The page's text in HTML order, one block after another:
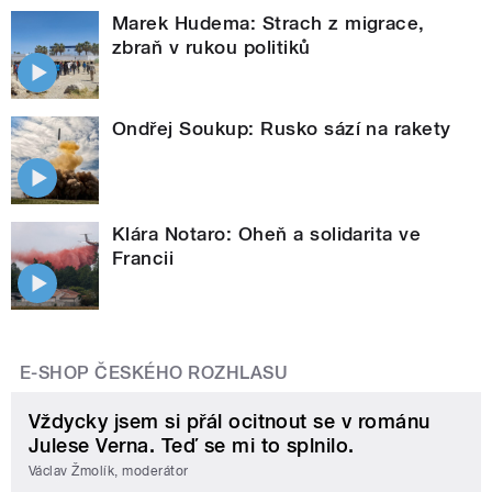
Marek Hudema: Strach z migrace,
zbraň v rukou politiků
Ondřej Soukup: Rusko sází na rakety
Klára Notaro: Oheň a solidarita ve
Francii
E-SHOP ČESKÉHO ROZHLASU
Vždycky jsem si přál ocitnout se v románu
Julese Verna. Teď se mi to splnilo.
Václav Žmolík, moderátor